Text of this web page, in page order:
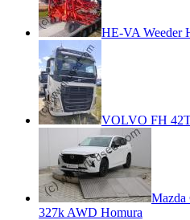
HE-VA Weeder
VOLVO FH
327k AWD Homura